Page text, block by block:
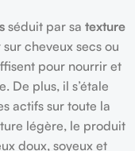
séduit par sa texture
cheveux secs ou
pour nourrir et
De plus, il s’étale
actifs sur toute la
légère, le produit
doux, soyeux et